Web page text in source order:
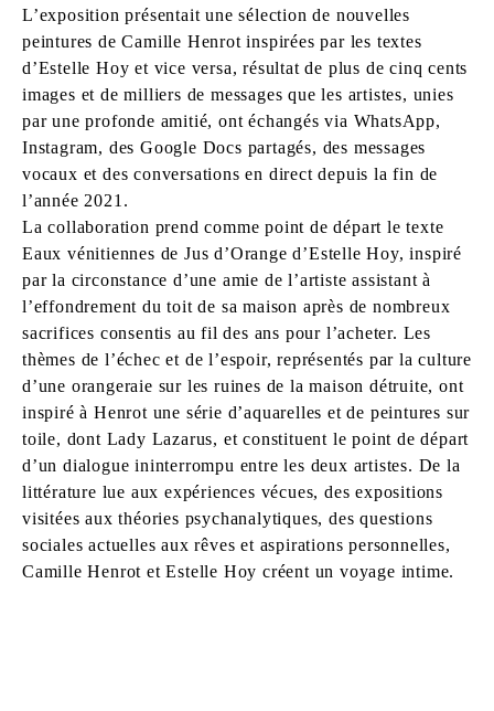
L’exposition présentait une sélection de nouvelles
peintures de Camille Henrot inspirées par les textes
d’Estelle Hoy et vice versa, résultat de plus de cinq cents
images et de milliers de messages que les artistes, unies
par une profonde amitié, ont échangés via WhatsApp,
Instagram, des Google Docs partagés, des messages
vocaux et des conversations en direct depuis la fin de
l’année 2021.
La collaboration prend comme point de départ le texte
Eaux vénitiennes de Jus d’Orange d’Estelle Hoy, inspiré
par la circonstance d’une amie de l’artiste assistant à
l’effondrement du toit de sa maison après de nombreux
sacrifices consentis au fil des ans pour l’acheter. Les
thèmes de l’échec et de l’espoir, représentés par la culture
d’une orangeraie sur les ruines de la maison détruite, ont
inspiré à Henrot une série d’aquarelles et de peintures sur
toile, dont Lady Lazarus, et constituent le point de départ
d’un dialogue ininterrompu entre les deux artistes. De la
littérature lue aux expériences vécues, des expositions
visitées aux théories psychanalytiques, des questions
sociales actuelles aux rêves et aspirations personnelles,
Camille Henrot et Estelle Hoy créent un voyage intime.